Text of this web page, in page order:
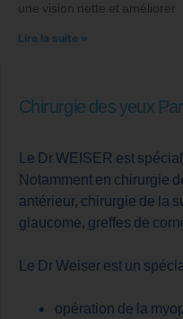
une vision nette et améliorer
Lire la suite »
Chirurgie des yeux
Le Dr WEISER est
Notamment en chirurgie
antérieur, chirurgie de la
glaucome, greffes de
Le Dr Weiser est un
opération de la